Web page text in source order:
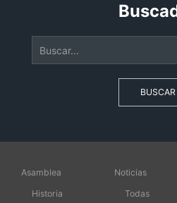
BUSCAR
Asamblea
Historia
Noticias
Todas